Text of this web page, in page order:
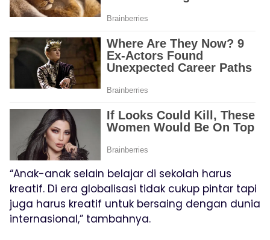
“Anak-anak selain belajar di sekolah harus
kreatif. Di era globalisasi tidak cukup pintar tapi
juga harus kreatif untuk bersaing dengan dunia
internasional,” tambahnya.